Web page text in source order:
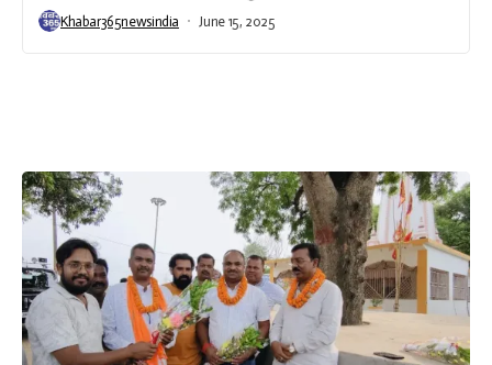
Khabar365newsindia June 15, 2025